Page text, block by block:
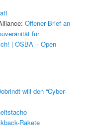
Offener Brief an
für
| OSBA – Open
will den “Cyber-
Rakete